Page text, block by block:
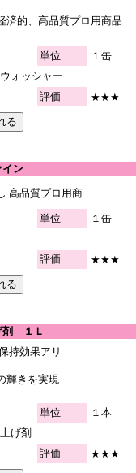
済的、高品質プロ用商品
単位
１缶
ォッシャー
評価
★★★
ン
高品質プロ用商
単位
１缶
評価
★★★
剤 １Ｌ
持効果アリ
輝きを実現
単位
１本
げ剤
評価
★★★